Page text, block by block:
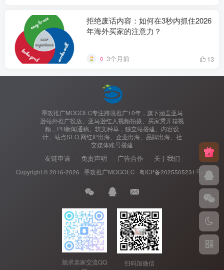
拒绝废话内容：如何在3秒内抓住2026
年海外买家的注意力？
3个月前 13
墨攻推广MOGOEC专注跨境推广10年，旗下涵盖亚马
逊站外推广投放、亚马逊红人视频拍摄、买家秀开箱视
频，PR新闻通稿、软文种草，独立站搭建、内容设
计、站点SEO,网红IP出海、企业出海、品牌出海、社
交媒体账号搭建
友链申请 免责声明 广告合作 关于我们
Copyright © 2016-2026 · 墨攻推广MOGOEC· 粤ICP备2025505231号-1.
跪求卖家交流QQ
扫码加微信